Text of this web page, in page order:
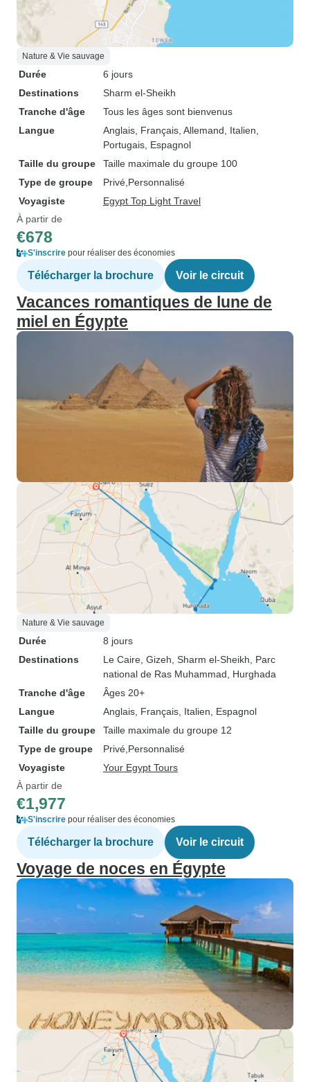
Nature & Vie sauvage
Durée
6 jours
Destinations
Sharm el-Sheikh
Tranche d'âge
Tous les âges sont bienvenus
Langue
Anglais, Français, Allemand, Italien,
Portugais, Espagnol
Taille du groupe
Taille maximale du groupe 100
Type de groupe
Privé Personnalisé
Voyagiste
Egypt Top Light Travel
À partir de
€678
S'inscrire pour réaliser des économies
Télécharger la brochure Voir le circuit
Vacances romantiques de lune de
miel en Égypte
Nature & Vie sauvage
Durée
8 jours
Destinations
Le Caire , Gizeh , Sharm el-Sheikh , Parc
national de Ras Muhammad , Hurghada
Tranche d'âge
Âges 20+
Langue
Anglais, Français, Italien, Espagnol
Taille du groupe
Taille maximale du groupe 12
Type de groupe
Privé Personnalisé
Voyagiste
Your Egypt Tours
À partir de
€1,977
S'inscrire pour réaliser des économies
Télécharger la brochure Voir le circuit
Voyage de noces en Égypte